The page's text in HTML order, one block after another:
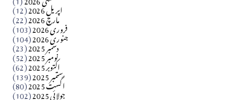
اپریل 2026 (12) مارچ 2026 (22) فروری 2026 (103) جنوری 2026 (104) دسمبر 2025 (23) نومبر 2025 (52) اکتوبر 2025 (62) ستمبر 2025 (139) اگست 2025 (80) جولائی 2025 (102)